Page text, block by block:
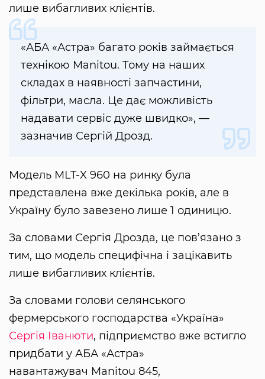
лише вибагливих клієнтів.
«АБА «Астра» багато років займається
технікою Manitou. Тому на наших
складах в наявності запчастини,
фільтри, масла. Це дає можливість
надавати сервіс дуже швидко», —
зазначив Сергій Дрозд.
Модель MLT-X 960 на ринку була
представлена вже декілька років, але в
Україну було завезено лише 1 одиницю.
За словами Сергія Дрозда, це пов’язано з
тим, що модель специфічна і зацікавить
лише вибагливих клієнтів.
За словами голови селянського
фермерського господарства «Україна»
Сергія Іванюти, підприємство вже встигло
придбати у АБА «Астра»
навантажувач Manitou 845,